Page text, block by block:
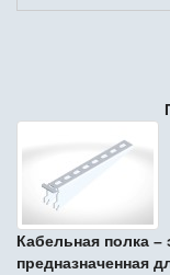
Кабельная полка –
предназначенная